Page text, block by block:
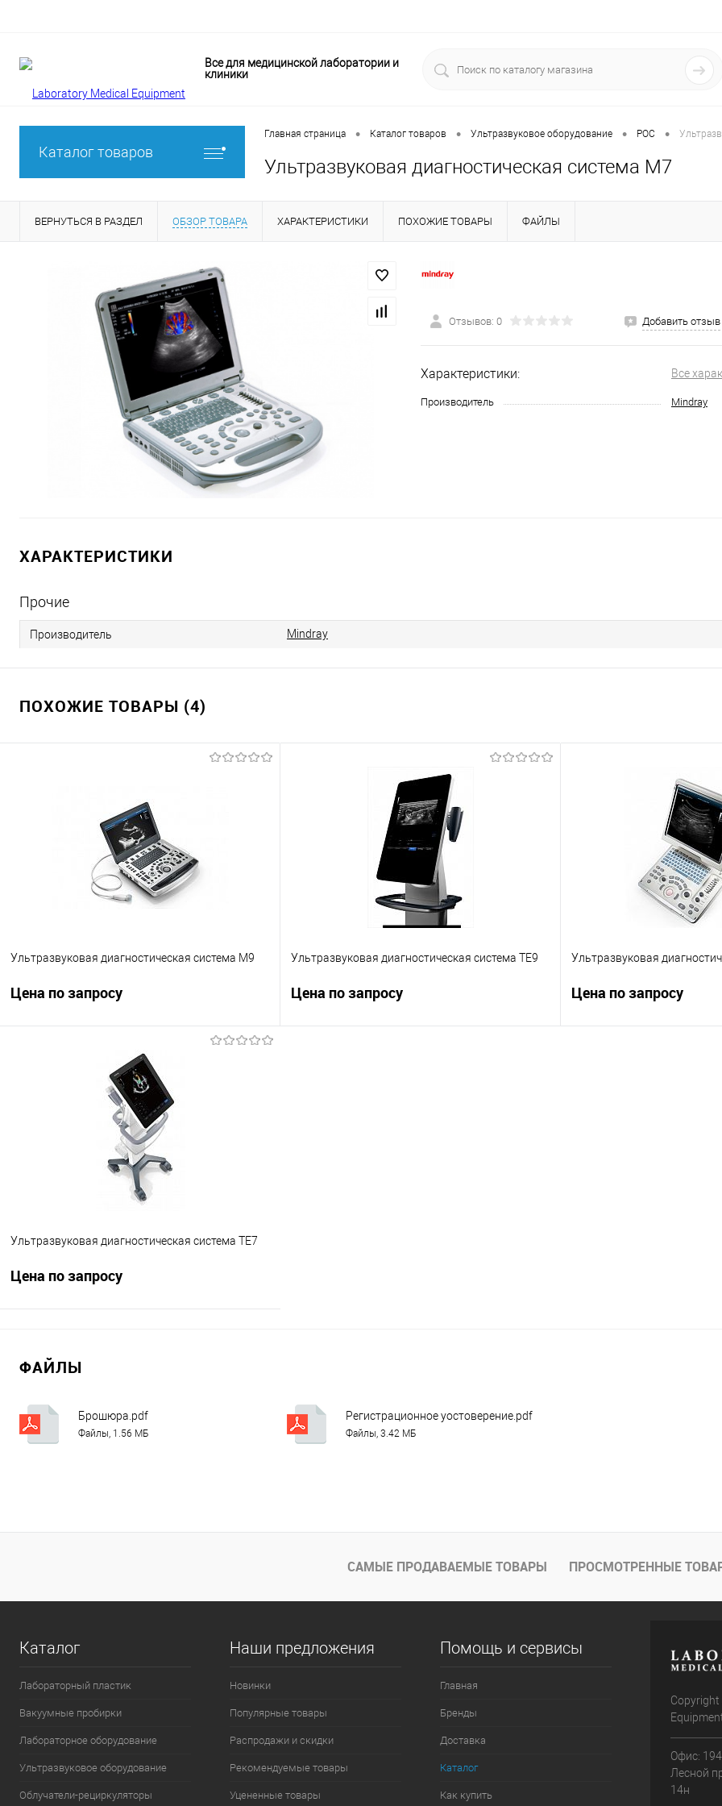
Все для медицинской лаборатории и
клиники
Каталог товаров
Главная страница • Каталог товаров • Ультразвуковое оборудование • POC •
Ультразвуковая диагностическая система M7
ВЕРНУТЬСЯ В РАЗДЕЛ ОБЗОР ТОВАРА ХАРАКТЕРИСТИКИ ПОХОЖИЕ ТОВАРЫ ФАЙЛЫ
Отзывов: 0 Добавить отзыв
Характеристики: Все
Производитель Mindray
ХАРАКТЕРИСТИКИ
Прочие
Производитель Mindray
ПОХОЖИЕ ТОВАРЫ (4)
Ультразвуковая диагностическая система M9
Цена по запросу
Запросить цену
Ультразвуковая диагностическая система TE9
Цена по запросу
Ультразвуковая
Цена по запросу
Ультразвуковая диагностическая система TE7
Цена по запросу
В избранное
ФАЙЛЫ
Брошюра.pdf
Файлы, 1.56 МБ
Регистрационное уостоверение.pdf
Файлы, 3.42 МБ
САМЫЕ ПРОДАВАЕМЫЕ ТОВАРЫ ПРОСМОТРЕННЫЕ
Каталог
Лабораторный пластик
Вакуумные пробирки
Лабораторное оборудование
Ультразвуковое оборудование
Облучатели-рециркуляторы
Наши предложения
Новинки
Популярные товары
Распродажи и скидки
Рекомендуемые товары
Уцененные товары
Помощь и сервисы
Главная
Бренды
Доставка
Каталог
Как купить
Copyright
Офис:
Лесной
14н